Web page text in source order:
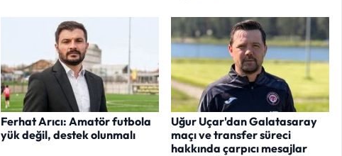
Ferhat Arıcı: Amatör futbola
yük değil, destek olunmalı
Uğur Uçar'dan Galatasaray
maçı ve transfer süreci
hakkında çarpıcı mesajlar